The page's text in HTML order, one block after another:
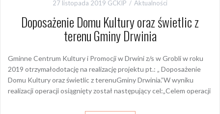
27 listopada 2019 GCKIP Aktualności
Doposażenie Domu Kultury oraz świetlic z
terenu Gminy Drwinia
Gminne Centrum Kultury i Promocji w Drwini z/s w Grobli w roku
2019 otrzymałodotację na realizację projektu pt.: „ Doposażenie
Domu Kultury oraz świetlic z terenuGminy Drwinia.”W wyniku
realizacji operacji osiągnięty został następujący cel:„Celem operacji